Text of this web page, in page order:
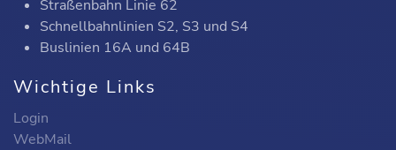
Straßenbahn Linie 62
Schnellbahnlinien S2, S3 und S4
Buslinien 16A und 64B
Wichtige Links
Login
WebMail